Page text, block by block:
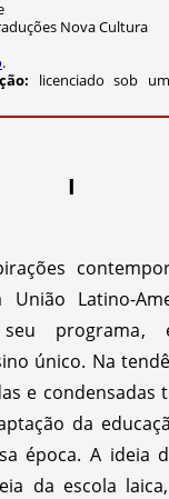
Nova Cultura
.
licenciado sob
I
União Latino-
programa,
único. Na
e condensadas
da
época. A ideia
da escola